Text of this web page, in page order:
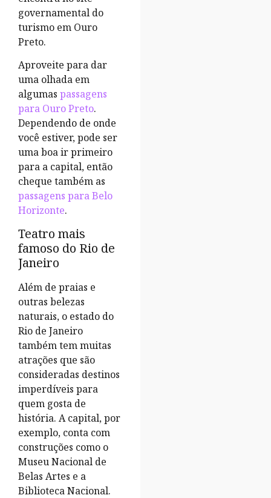
governamental do
turismo em Ouro
Preto.
Aproveite para dar
uma olhada em
algumas passagens
para Ouro Preto.
Dependendo de onde
você estiver, pode ser
uma boa ir primeiro
para a capital, então
cheque também as
passagens para Belo
Horizonte.
Teatro mais
famoso do Rio de
Janeiro
Além de praias e
outras belezas
naturais, o estado do
Rio de Janeiro
também tem muitas
atrações que são
consideradas destinos
imperdíveis para
quem gosta de
história. A capital, por
exemplo, conta com
construções como o
Museu Nacional de
Belas Artes e a
Biblioteca Nacional.